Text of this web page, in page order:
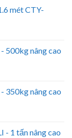
mét CTY-
500kg nâng cao
350kg nâng cao
- 1 tấn nâng cao